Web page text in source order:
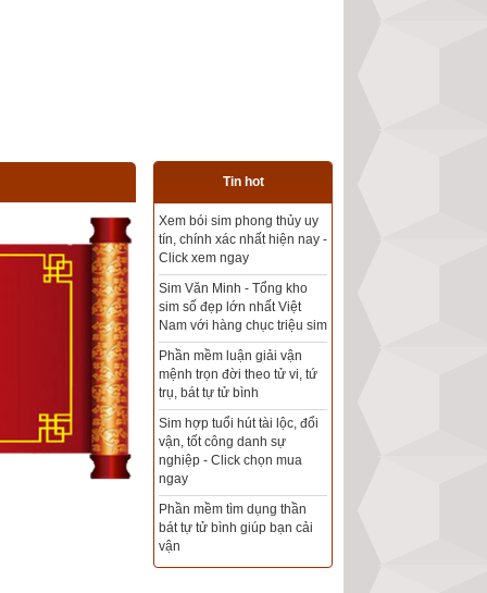
Tin hot
Tổng kho sim phong thủy -
Sim hợp tuổi - Sim hợp
Xem bói sim phong thủy
theo khoa học tử vi, tứ trụ
chính xác nhất
Mua sim Thần tài, Thần tài
theo bạn! Giao sim miễn phí
Xem ngày đẹp - chọn ngày
tốt khởi sự theo kinh dịch
chính xác nhất
Tổng Kho Sim Năm sinh 0x -
9x - 8x -7x -6x giá rẻ nhất thị
trường - Click xem ngay